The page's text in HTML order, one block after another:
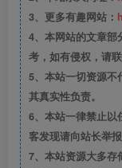
3、更多有趣网站：
4、本网站的文章部
考，如有侵权，请
5、本站一切资源不
其真实性负责。
6、本站一律禁止以
客发现请向站长举报
7、本站资源大多存